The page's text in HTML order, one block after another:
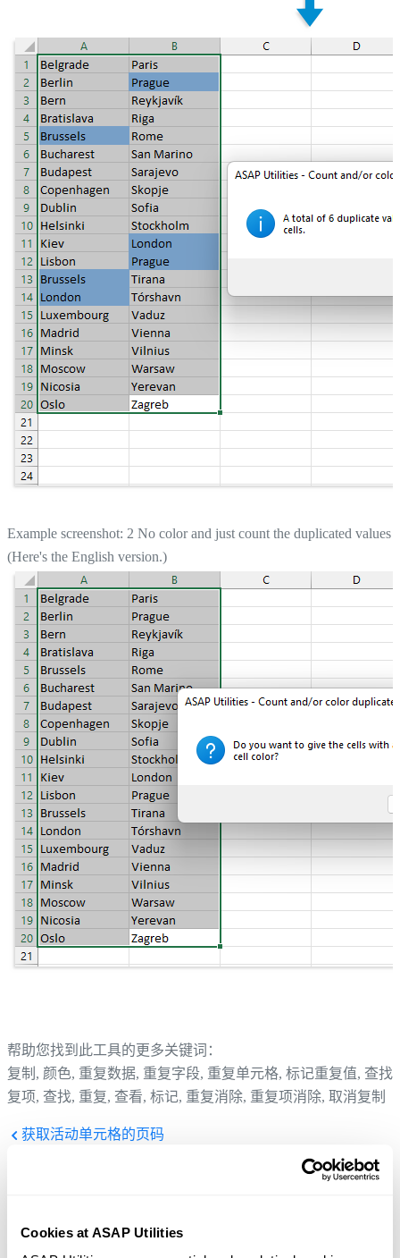
Cookies at ASAP Utilities
Example screenshot: 2 No color and just count the duplicated values
(Here's the English version.)
帮助您找到此工具的更多关键词：
复制, 颜色, 重复数据, 重复字段, 重复单元格, 标记重复值, 查找
复项, 查找, 重复, 查看, 标记, 重复消除, 重复项消除, 取消复制
获取活动单元格的页码